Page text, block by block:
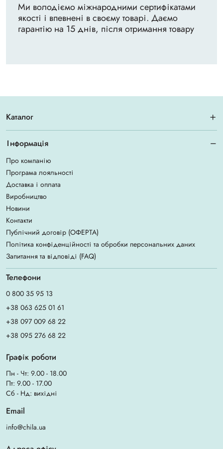
Ми володіємо міжнародними сертифікатами
якості і впевнені в своєму товарі. Даємо
гарантію на 15 днів, після отримання товару
Каталог
Інформація
Про компанію
Програма лояльності
Доставка і оплата
Виробництво
Новини
Контакти
Публічний договір (ОФЕРТА)
Політика конфіденційності та обробки персональних даних
Запитання та відповіді (FAQ)
Телефони
0 800 35 95 13
+38 063 625 01 61
+38 097 009 68 22
+38 095 276 68 22
Графік роботи
Пн - Чт: 9.00 - 18.00
Пт: 9.00 - 17.00
Сб - Нд: вихідні
Email
info@chila.ua